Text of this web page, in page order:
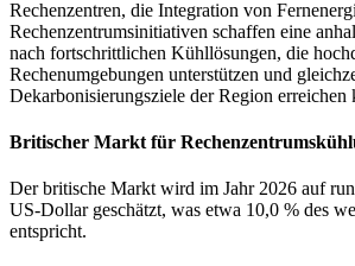
Rechenzentren, die Integration von
Rechenzentrumsinitiativen schaffen eine
nach fortschrittlichen Kühllösungen, die
Rechenumgebungen unterstützen und
Dekarbonisierungsziele der Region erreichen
Britischer Markt für
Der britische Markt wird im Jahr 2026 auf
US-Dollar geschätzt, was etwa 10,0 % des
entspricht.